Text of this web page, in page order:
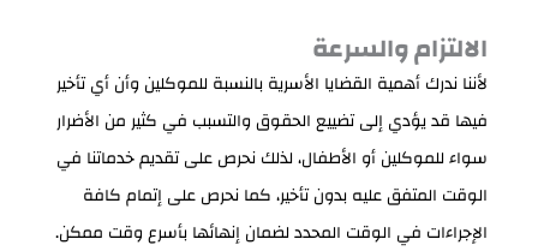
الالتزام والسرعة
لأننا ندرك أهمية القضايا الأسرية بالنسبة للموكلين وأن أي تأخير
فيها قد يؤدي إلى تضييع الحقوق والتسبب في كثير من الأضرار
سواء للموكلين أو الأطفال، لذلك نحرص على تقديم خدماتنا في
الوقت المتفق عليه بدون تأخير، كما نحرص على إتمام كافة
الإجراءات في الوقت المحدد لضمان إنهائها بأسرع وقت ممكن.